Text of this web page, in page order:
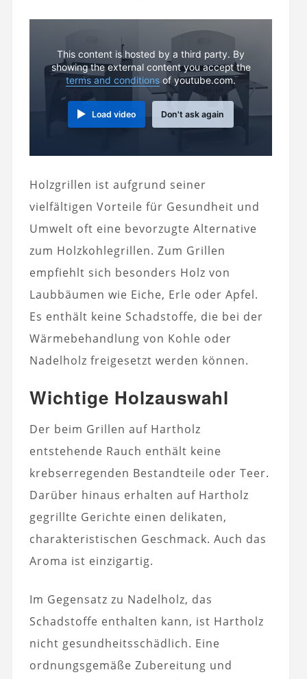
This content is hosted by a third party. By
showing the external content you accept the
terms and conditions of youtube.com.
Load video Don't ask again
Holzgrillen ist aufgrund seiner
vielfältigen Vorteile für Gesundheit und
Umwelt oft eine bevorzugte Alternative
zum Holzkohlegrillen. Zum Grillen
empfiehlt sich besonders Holz von
Laubbäumen wie Eiche, Erle oder Apfel.
Es enthält keine Schadstoffe, die bei der
Wärmebehandlung von Kohle oder
Nadelholz freigesetzt werden können.
Wichtige Holzauswahl
Der beim Grillen auf Hartholz
entstehende Rauch enthält keine
krebserregenden Bestandteile oder Teer.
Darüber hinaus erhalten auf Hartholz
gegrillte Gerichte einen delikaten,
charakteristischen Geschmack. Auch das
Aroma ist einzigartig.
Im Gegensatz zu Nadelholz, das
Schadstoffe enthalten kann, ist Hartholz
nicht gesundheitsschädlich. Eine
ordnungsgemäße Zubereitung und